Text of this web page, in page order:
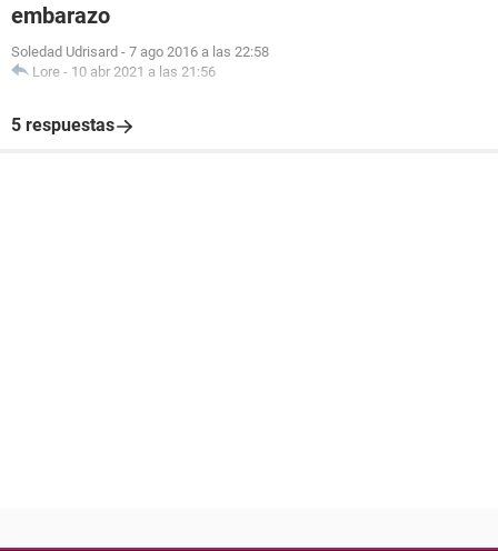
embarazo
Soledad Udrisard - 7 ago 2016 a las 22:58
Lore - 10 abr 2021 a las 21:56
5 respuestas